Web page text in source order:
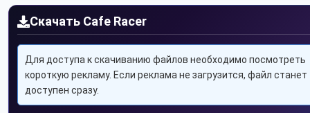
Скачать Cafe Racer
Для доступа к скачиванию файлов необходимо посмотреть
короткую рекламу. Если реклама не загрузится, файл станет
доступен сразу.